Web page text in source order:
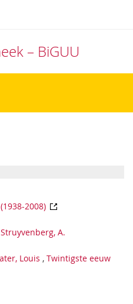
– BiGUU
2008)
Struyvenberg, A.
Louis , Twintigste eeuw